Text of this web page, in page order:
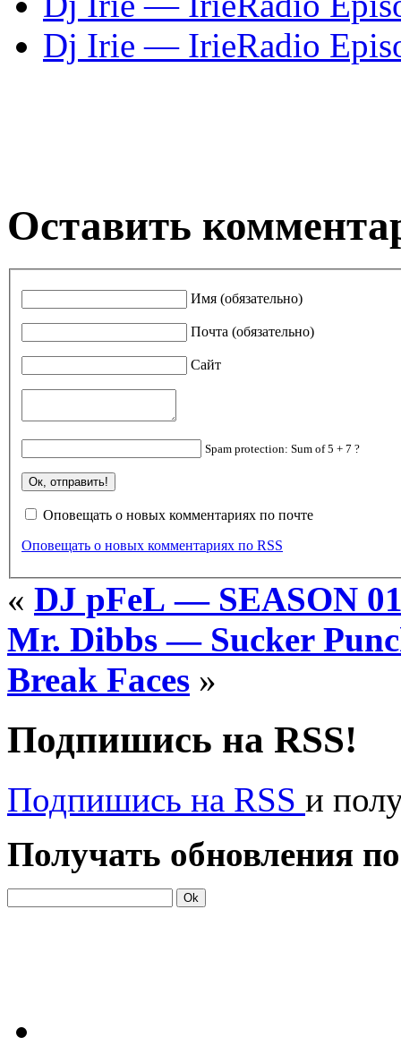
Dj Irie — IrieRadio
Оставить
Имя (обязательно)
Почта (обязательно)
Сайт
Spam protection: Sum of 5 + 7 ?
Оповещать о новых комментариях по почте
Оповещать о новых комментариях по RSS
« DJ pFeL — SEASON
Mr. Dibbs — Sucker
Break Faces »
Подпишись на RSS!
Подпишись на RSS и
Получать обновления